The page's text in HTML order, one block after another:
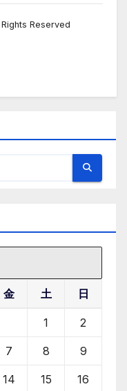
Reserved
金 土 日
1 2
7 8 9
14 15 16